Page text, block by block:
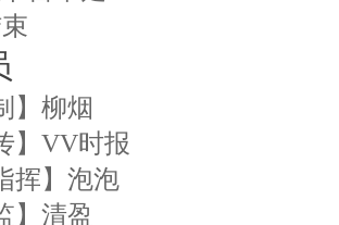
】05兵兵 歌曲《北京的金
】06温馨 歌曲《种太阳》
】07虹玉 歌曲《童年》
】08泡泡 歌曲《月亮船》
童真童趣
】01馨悦 歌曲《春天在哪
】柳烟
】VV时报
挥】泡泡
】清盈